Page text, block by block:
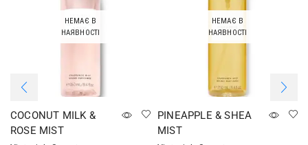
НЕМАЄ В
НАЯВНОСТІ
COCONUT MILK &
ROSE MIST
НЕМАЄ В
НАЯВНОСТІ
PINEAPPLE & SHEA
MIST